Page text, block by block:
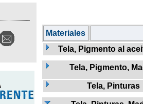
Materiales
Tela, Pigmento al
Tela, Pigmento,
Tela, Pinturas